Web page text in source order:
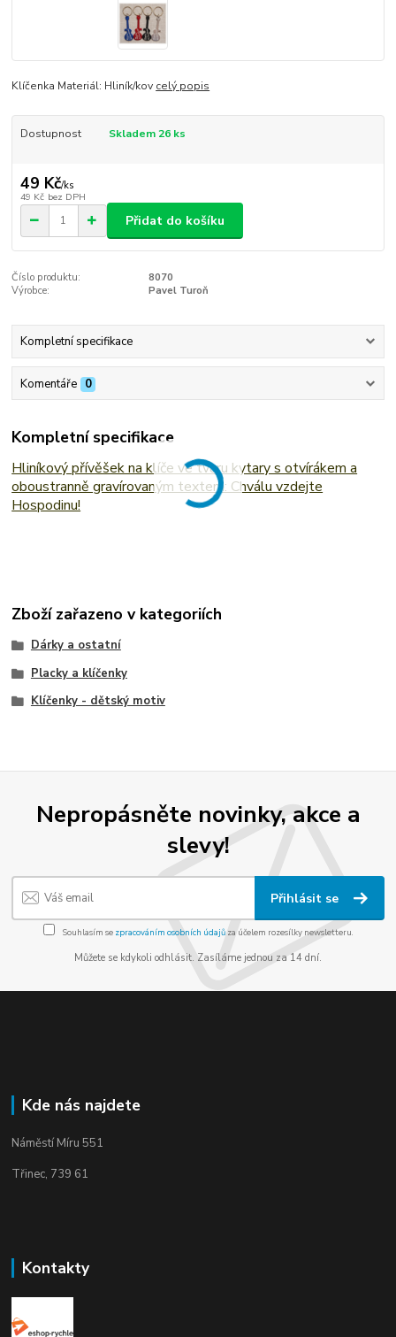
Klíčenka Materiál: Hliník/kov celý popis
Dostupnost Skladem 26 ks
49 Kč/ks
49 Kč bez DPH
Přidat do košíku
Číslo produktu:
8070
Výrobce:
Pavel Turoň
Kompletní specifikace
Komentáře 0
Kompletní specifikace
Hliníkový přívěšek na klíče ve tvaru kytary s otvírákem a
oboustranně gravírovaným textem: Chválu vzdejte
Hospodinu!
Zboží zařazeno v kategoriích
Dárky a ostatní
Placky a klíčenky
Klíčenky - dětský motiv
Nepropásněte novinky, akce a
slevy!
Přihlásit se
Souhlasím se zpracováním osobních údajůza účelem rozesílky newsletteru.
Můžete se kdykoli odhlásit. Zasíláme jednou za 14 dní.
Kde nás najdete
Náměstí Míru 551
Třinec, 739 61
Kontakty